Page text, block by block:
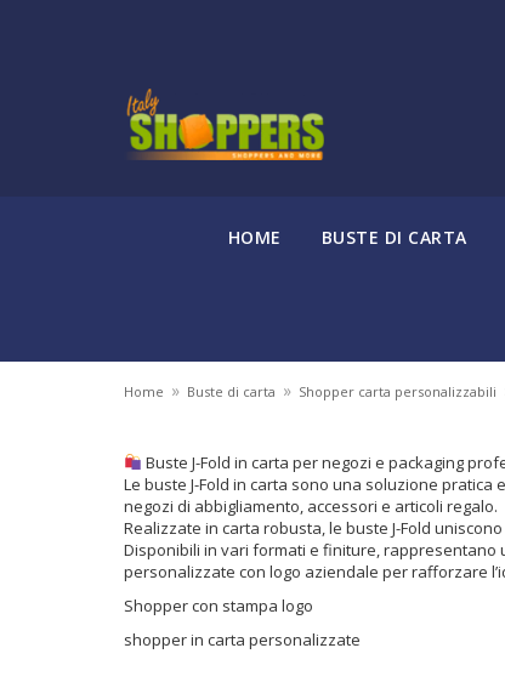
HOME BUSTE DI CARTA
Home » Buste di carta » Shopper carta personalizzabili
Buste J-Fold in carta per negozi e packaging
Le buste J-Fold in carta sono una soluzione
negozi di abbigliamento, accessori e articoli regalo.
Realizzate in carta robusta, le buste J-Fold
Disponibili in vari formati e finiture, rappresentano
personalizzate con logo aziendale per rafforzare
Shopper con stampa logo
shopper in carta personalizzate